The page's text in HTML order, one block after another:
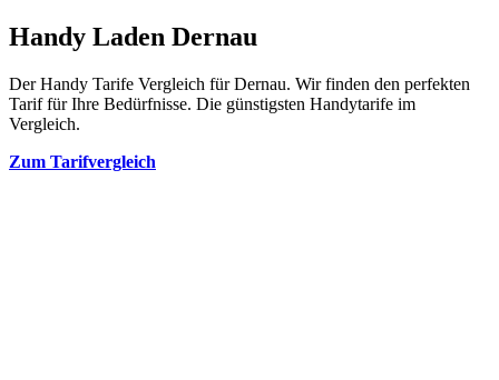
Handy Laden Dernau
Der Handy Tarife Vergleich für Dernau. Wir finden den perfekten
Tarif für Ihre Bedürfnisse. Die günstigsten Handytarife im
Vergleich.
Zum Tarifvergleich